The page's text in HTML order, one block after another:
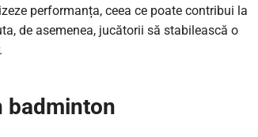
performanța, ceea ce poate contribui la
de asemenea, jucătorii să stabilească o
badminton